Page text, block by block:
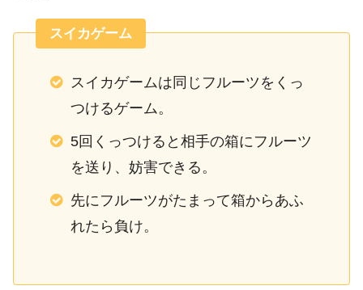
スイカゲーム
スイカゲームは同じフルーツをくっ
つけるゲーム。
5回くっつけると相手の箱にフルーツ
を送り、妨害できる。
先にフルーツがたまって箱からあふ
れたら負け。